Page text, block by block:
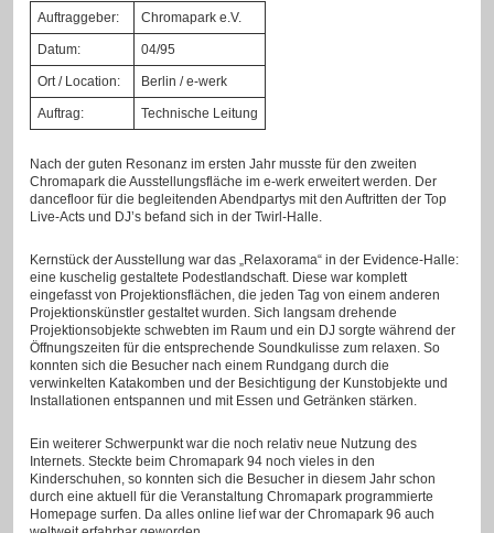
Auftraggeber: Chromapark e.V.
Datum: 04/95
Ort / Location: Berlin / e-werk
Auftrag: Technische Leitung
Nach der guten Resonanz im ersten Jahr musste für den zweiten
Chromapark die Ausstellungsfläche im e-werk erweitert werden. Der
dancefloor für die begleitenden Abendpartys mit den Auftritten der Top
Live-Acts und DJ’s befand sich in der Twirl-Halle.
Kernstück der Ausstellung war das „Relaxorama“ in der Evidence-Halle:
eine kuschelig gestaltete Podestlandschaft. Diese war komplett
eingefasst von Projektionsflächen, die jeden Tag von einem anderen
Projektionskünstler gestaltet wurden. Sich langsam drehende
Projektionsobjekte schwebten im Raum und ein DJ sorgte während der
Öffnungszeiten für die entsprechende Soundkulisse zum relaxen. So
konnten sich die Besucher nach einem Rundgang durch die
verwinkelten Katakomben und der Besichtigung der Kunstobjekte und
Installationen entspannen und mit Essen und Getränken stärken.
Ein weiterer Schwerpunkt war die noch relativ neue Nutzung des
Internets. Steckte beim Chromapark 94 noch vieles in den
Kinderschuhen, so konnten sich die Besucher in diesem Jahr schon
durch eine aktuell für die Veranstaltung Chromapark programmierte
Homepage surfen. Da alles online lief war der Chromapark 96 auch